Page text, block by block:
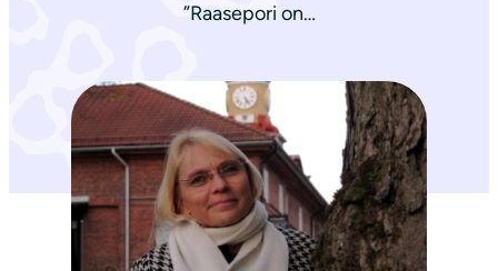
”Raasepori on…